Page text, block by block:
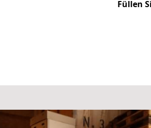
Füllen